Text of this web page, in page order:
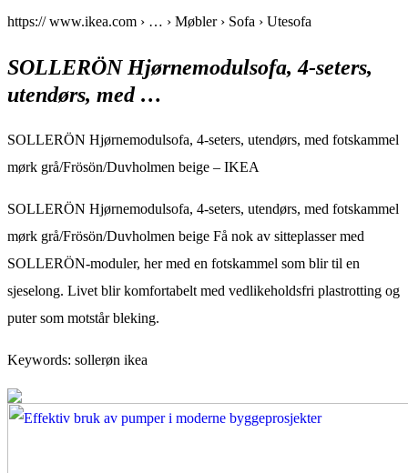
https:// www.ikea.com › … › Møbler › Sofa › Utesofa
SOLLERÖN Hjørnemodulsofa, 4-seters,
utendørs, med …
SOLLERÖN Hjørnemodulsofa, 4-seters, utendørs, med fotskammel
mørk grå/Frösön/Duvholmen beige – IKEA
SOLLERÖN Hjørnemodulsofa, 4-seters, utendørs, med fotskammel
mørk grå/Frösön/Duvholmen beige Få nok av sitteplasser med
SOLLERÖN-moduler, her med en fotskammel som blir til en
sjeselong. Livet blir komfortabelt med vedlikeholdsfri plastrotting og
puter som motstår bleking.
Keywords: sollerøn ikea